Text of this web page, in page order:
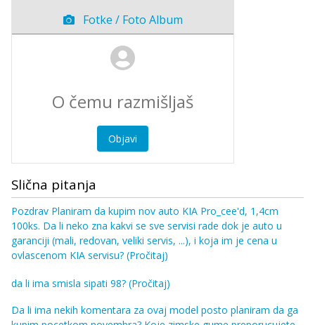
Fotke / Foto Album
Objavi
Slična pitanja
Pozdrav Planiram da kupim nov auto KIA Pro_cee'd, 1,4cm
100ks. Da li neko zna kakvi se sve servisi rade dok je auto u
garanciji (mali, redovan, veliki servis, ...), i koja im je cena u
ovlascenom KIA servisu? (Pročitaj)
da li ima smisla sipati 98? (Pročitaj)
Da li ima nekih komentara za ovaj model posto planiram da ga